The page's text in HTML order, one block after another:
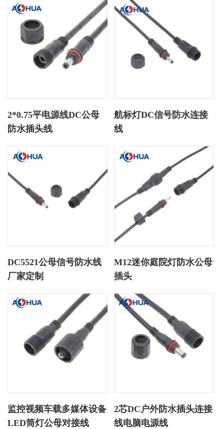
2*0.75平电源线DC公母
防水插头线
航标灯DC信号防水连接
线
DC5521公母信号防水线
厂家定制
M12迷你庭院灯防水公母
插头
监控视频车载多媒体设备
LED筒灯公母对接线
2芯DC户外防水插头连接
线电脑电源线